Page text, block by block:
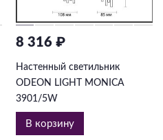
8 316 ₽
Настенный светильник
ODEON LIGHT MONICA
3901/5W
В корзину